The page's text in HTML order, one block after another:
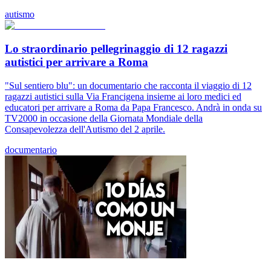
autismo
Lo straordinario pellegrinaggio di 12 ragazzi
autistici per arrivare a Roma
"Sul sentiero blu": un documentario che racconta il viaggio di 12
ragazzi autistici sulla Via Francigena insieme ai loro medici ed
educatori per arrivare a Roma da Papa Francesco. Andrà in onda su
TV2000 in occasione della Giornata Mondiale della
Consapevolezza dell'Autismo del 2 aprile.
documentario